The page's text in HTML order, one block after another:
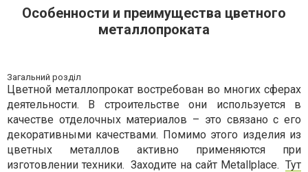
Особенности и преимущества цветного
металлопроката
Загальний розділ
Цветной металлопрокат востребован во многих сферах
деятельности. В строительстве они используется в
качестве отделочных материалов – это связано с его
декоративными качествами. Помимо этого изделия из
цветных металлов активно применяются при
изготовлении техники. Заходите на сайт Metallplace. Тут